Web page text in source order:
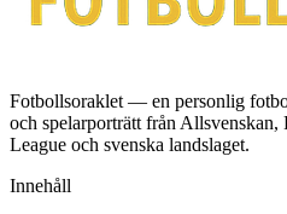
Fotbollsoraklet — en personlig
och spelarporträtt från Allsvenskan,
League och svenska landslaget.
Innehåll